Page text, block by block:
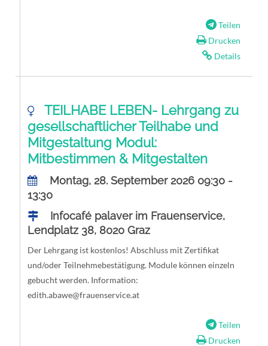
Teilen
Drucken
Details
TEILHABE LEBEN- Lehrgang zu
gesellschaftlicher Teilhabe und
Mitgestaltung Modul:
Mitbestimmen & Mitgestalten
Montag, 28. September 2026 09:30 -
13:30
Infocafé palaver im Frauenservice,
Lendplatz 38, 8020 Graz
Der Lehrgang ist kostenlos! Abschluss mit Zertifikat
und/oder Teilnehmebestätigung. Module können einzeln
gebucht werden. Information:
edith.abawe@frauenservice.at
Teilen
Drucken